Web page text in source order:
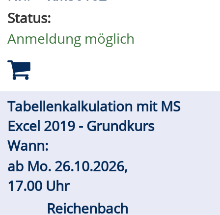
Status:
Anmeldung möglich
Tabellenkalkulation mit MS
Excel 2019 - Grundkurs
Wann:
ab Mo. 26.10.2026,
17.00 Uhr
Reichenbach